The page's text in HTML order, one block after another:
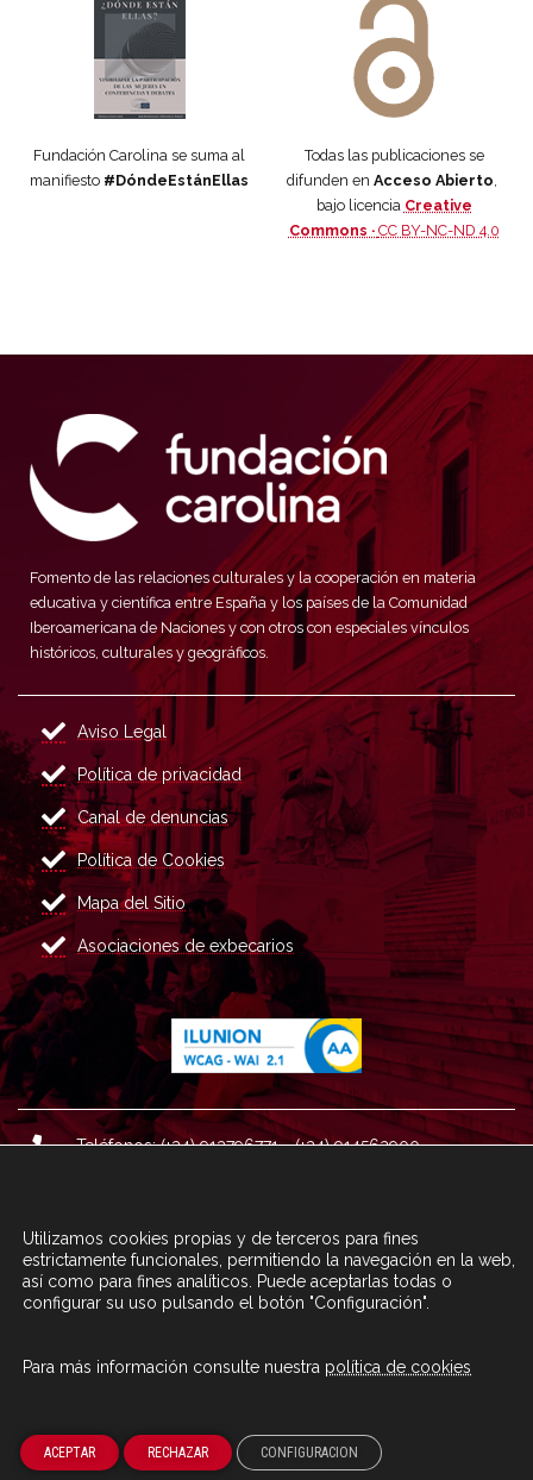
Fundación Carolina se suma al
manifiesto #DóndeEstánEllas
Todas las publicaciones se
difunden en Acceso Abierto
bajo licencia Creative
Commons · CC BY-NC-ND 4.0
Fomento de las relaciones culturales y la cooperación en materia
educativa y científica entre España y los países de la Comunidad
Iberoamericana de Naciones y con otros con especiales vínculos
históricos, culturales y geográficos.
Aviso Legal
Política de privacidad
Canal de denuncias
Política de Cookies
Mapa del Sitio
Asociaciones de exbecarios
Teléfonos: (+34) 913796771 - (+34) 914562900
Correo : informacion@fundacioncarolina.es
CONTACTA CON FCA TRAVÉS DEL
Utilizamos cookies propias y de terceros para fines
estrictamente funcionales, permitiendo la navegación en la web,
así como para fines analíticos. Puede aceptarlas todas o
configurar su uso pulsando el botón "Configuración".
Para más información consulte nuestra política de cookies
ACEPTAR RECHAZAR CONFIGURACION